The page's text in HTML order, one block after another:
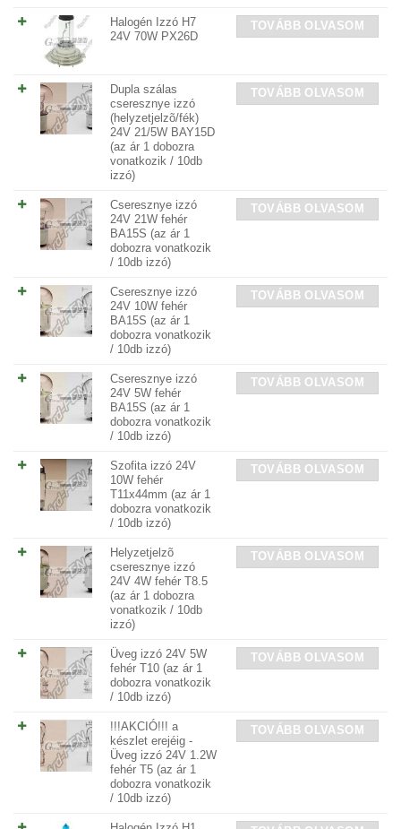
Halogén Izzó H7
24V 70W PX26D
TOVÁBB OLVASOM
Dupla szálas
cseresznye izzó
(helyzetjelzõ/fék)
24V 21/5W BAY15D
(az ár 1 dobozra
vonatkozik / 10db
izzó)
TOVÁBB OLVASOM
Cseresznye izzó
24V 21W fehér
BA15S (az ár 1
dobozra vonatkozik
/ 10db izzó)
TOVÁBB OLVASOM
Cseresznye izzó
24V 10W fehér
BA15S (az ár 1
dobozra vonatkozik
/ 10db izzó)
TOVÁBB OLVASOM
Cseresznye izzó
24V 5W fehér
BA15S (az ár 1
dobozra vonatkozik
/ 10db izzó)
TOVÁBB OLVASOM
Szofita izzó 24V
10W fehér
T11x44mm (az ár 1
dobozra vonatkozik
/ 10db izzó)
TOVÁBB OLVASOM
Helyzetjelzõ
cseresznye izzó
24V 4W fehér T8.5
(az ár 1 dobozra
vonatkozik / 10db
izzó)
TOVÁBB OLVASOM
Üveg izzó 24V 5W
fehér T10 (az ár 1
dobozra vonatkozik
/ 10db izzó)
TOVÁBB OLVASOM
!!!AKCIÓ!!! a
készlet erejéig -
Üveg izzó 24V 1.2W
fehér T5 (az ár 1
dobozra vonatkozik
/ 10db izzó)
TOVÁBB OLVASOM